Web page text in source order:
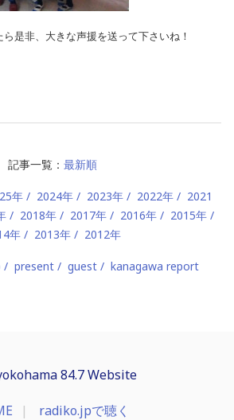
是非、大きな声援を送って下さいね！
記事一覧： 最新順
年 2024年 2023年 2022年
2021
2018年 2017年 2016年
2015年
年
2013年 2012年
present guest kanagawa report
84.7 Website
radiko.jpで聴く